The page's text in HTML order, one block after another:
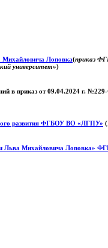
Михайловича Лоповка(приказ
университет»)
в приказ от 09.04.2024 г.
развития ФГБОУ ВО «ЛГПУ»
Льва Михайловича Лоповка»